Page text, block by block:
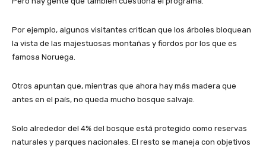
Por ejemplo, algunos visitantes critican que los árboles bloquean
la vista de las majestuosas montañas y fiordos por los que es
famosa Noruega.
Otros apuntan que, mientras que ahora hay más madera que
antes en el país, no queda mucho bosque salvaje.
Solo alrededor del 4% del bosque está protegido como reservas
naturales y parques nacionales. El resto se maneja con objetivos